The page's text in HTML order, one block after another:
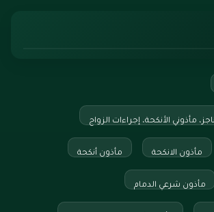
مأذوني الأنكحة، إجراءات الزواج
مأذون الانكحة مأذون أنكحة
مأذون شرعي الدمام